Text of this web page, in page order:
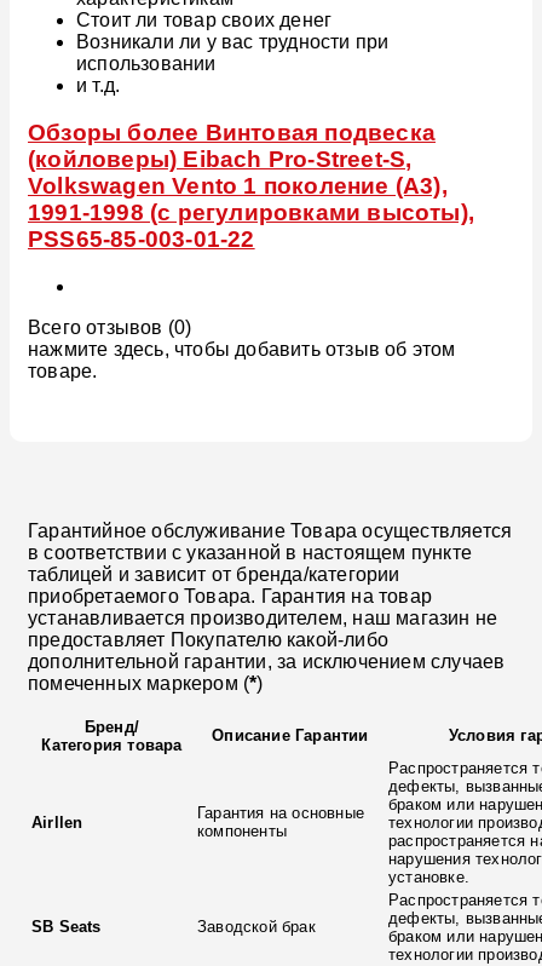
Стоит ли товар своих денег
Возникали ли у вас трудности при
использовании
и т.д.
Обзоры более Винтовая подвеска
(койловеры) Eibach Pro-Street-S,
Volkswagen Vento 1 поколение (A3),
1991-1998 (с регулировками высоты),
PSS65-85-003-01-22
Всего отзывов (0)
нажмите здесь, чтобы добавить отзыв об этом
товаре.
Гарантийное обслуживание Товара осуществляется
в соответствии с указанной в настоящем пункте
таблицей и зависит от бренда/категории
приобретаемого Товара. Гарантия на товар
устанавливается производителем, наш магазин не
предоставляет Покупателю какой-либо
дополнительной гарантии, за исключением случаев
помеченных маркером (*)
Бренд/
Категория товара
Описание Гарантии Условия
Airllen
Гарантия на основные
компоненты
Распространяется
дефекты,
браком или
технологии
распространяется
нарушения
установке.
SB Seats Заводской брак
Распространяется
дефекты,
браком или
технологии